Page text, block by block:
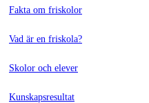
Fakta om friskolor
Vad är en friskola?
Skolor och elever
Kunskapsresultat